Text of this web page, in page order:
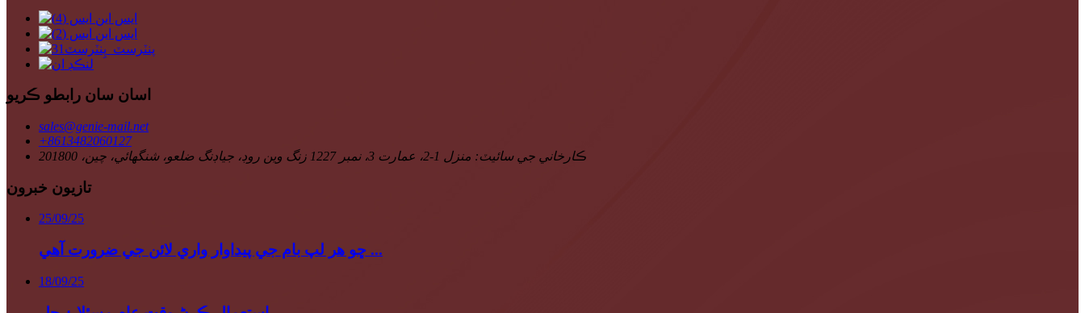
اسان سان رابطو ڪريو
sales@genie-mail.net
+8613482060127
ڪارخاني جي سائيٽ: منزل 1-2، عمارت 3، نمبر 1227 زنگ وين روڊ، جياڊنگ ضلعو، شنگھائي، چين، 201800
تازيون خبرون
25/09/25
ڇو هر لپ بام جي پيداوار واري لائن جي ضرورت آهي ...
18/09/25